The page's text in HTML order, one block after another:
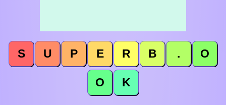
S U P E R B . O
O K